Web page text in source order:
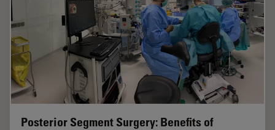
Posterior Segment Surgery: Benefits of